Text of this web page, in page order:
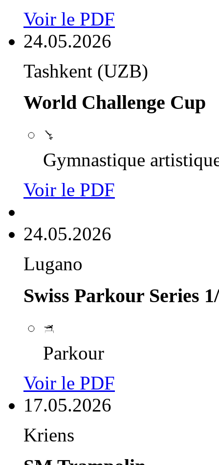
Voir le PDF
24.05.2026
Tashkent (UZB)
World Challenge Cup
Gymnastique
Voir le PDF
24.05.2026
Lugano
Swiss Parkour Series
Parkour
Voir le PDF
17.05.2026
Kriens